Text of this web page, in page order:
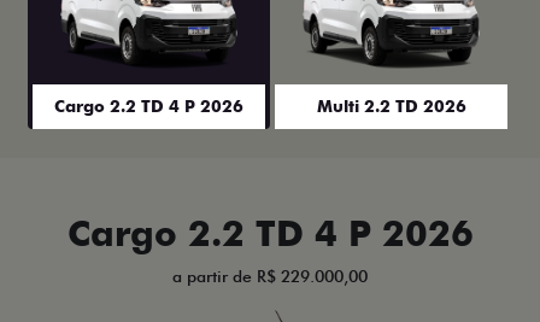
Cargo 2.2 TD 4 P 2026 Multi 2.2 TD 2026
Cargo 2.2 TD 4 P 2026
a partir de R$ 229.000,00